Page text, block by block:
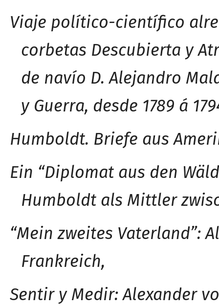
Viaje político-científico
corbetas Descubierta y
de navío D. Alejandro
y Guerra, desde 1789 á
Humboldt. Briefe aus
Ein “Diplomat aus den
Humboldt als Mittler
“Mein zweites Vaterland”:
Frankreich,
Sentir y Medir: Alexander